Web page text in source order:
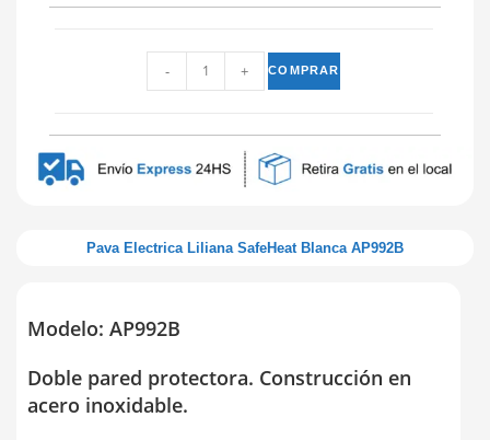
- + COMPRAR
Pava Electrica Liliana SafeHeat Blanca AP992B
Modelo: AP992B
Doble pared protectora. Construcción en
acero inoxidable.